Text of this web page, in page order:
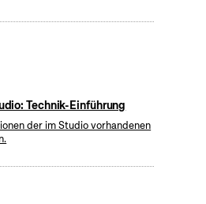
Technik-Einführung
der im Studio vorhandenen